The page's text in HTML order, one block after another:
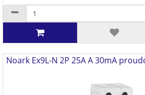
Noark Ex9L-N 2P 25A A 30mA